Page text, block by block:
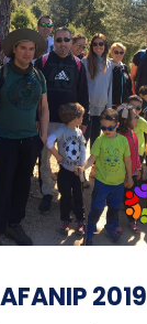
2019